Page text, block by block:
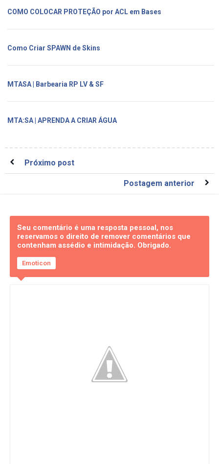
COMO COLOCAR PROTEÇÃO por ACL em Bases
Como Criar SPAWN de Skins
MTASA | Barbearia RP LV & SF
MTA:SA | APRENDA A CRIAR ÁGUA
Próximo post
Postagem anterior
Seu comentário é uma resposta pessoal, nos
reservamos o direito de remover comentários que
contenham assédio e intimidação. Obrigado.
Emoticon